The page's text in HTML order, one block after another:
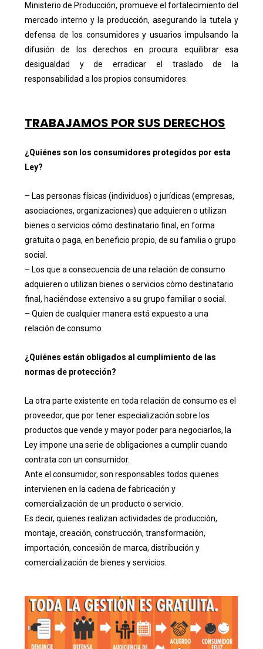
Ministerio de Producción, promueve el fortalecimiento del
mercado interno y la producción, asegurando la tutela y
defensa de los consumidores y usuarios impulsando la
difusión de los derechos en procura equilibrar esa
desigualdad y de erradicar el traslado de la
responsabilidad a los propios consumidores.
TRABAJAMOS POR SUS DERECHOS
¿Quiénes son los consumidores protegidos por esta
Ley?
– Las personas físicas (individuos) o jurídicas (empresas,
asociaciones, organizaciones) que adquieren o utilizan
bienes o servicios cómo destinatario final, en forma
gratuita o paga, en beneficio propio, de su familia o grupo
social.
– Los que a consecuencia de una relación de consumo
adquieren o utilizan bienes o servicios cómo destinatario
final, haciéndose extensivo a su grupo familiar o social.
– Quien de cualquier manera está expuesto a una
relación de consumo
¿Quiénes están obligados al cumplimiento de las
normas de protección?
La otra parte existente en toda relación de consumo es el
proveedor, que por tener especialización sobre los
productos que vende y mayor poder para negociarlos, la
Ley impone una serie de obligaciones a cumplir cuando
contrata con un consumidor.
Ante el consumidor, son responsables todos quienes
intervienen en la cadena de fabricación y
comercialización de un producto o servicio.
Es decir, quienes realizan actividades de producción,
montaje, creación, construcción, transformación,
importación, concesión de marca, distribución y
comercialización de bienes y servicios.